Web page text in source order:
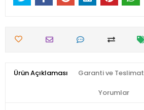
Ürün Açıklaması Garanti ve Teslimat
Yorumlar